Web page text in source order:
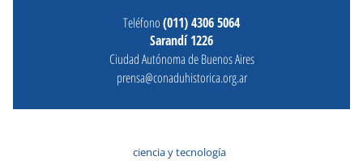
Teléfono(011) 4306 5064
Sarandí 1226
Ciudad Autónoma de Buenos Aires
prensa@conaduhistorica.org.ar
ciencia y tecnología